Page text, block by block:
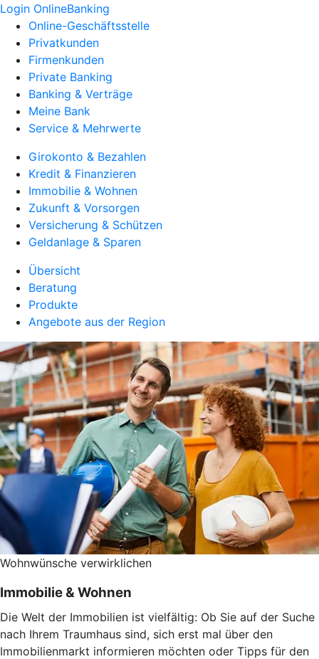
Login OnlineBanking
Online-Geschäftsstelle
Privatkunden
Firmenkunden
Private Banking
Banking & Verträge
Meine Bank
Service & Mehrwerte
Girokonto & Bezahlen
Kredit & Finanzieren
Immobilie & Wohnen
Zukunft & Vorsorgen
Versicherung & Schützen
Geldanlage & Sparen
Übersicht
Beratung
Produkte
Angebote aus der Region
Wohnwünsche verwirklichen
Immobilie & Wohnen
Die Welt der Immobilien ist vielfältig: Ob Sie auf der Suche
nach Ihrem Traumhaus sind, sich erst mal über den
Immobilienmarkt informieren möchten oder Tipps für den